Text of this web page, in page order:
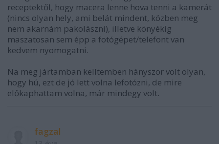
receptektől, hogy macera lenne hova tenni a kamerát
(nincs olyan hely, ami belát mindent, közben meg
nem akarnám pakolászni), illetve könyékig
maszatosan sem épp a fotógépet/telefont van
kedvem nyomogatni.
Na meg jártamban kelltemben hányszor volt olyan,
hogy hú, ezt de jó lett volna lefotózni, de mire
előkaphattam volna, már mindegy volt.
fagzal